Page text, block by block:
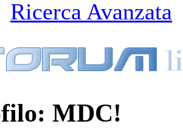
Ricerca Avanzata
MDC!